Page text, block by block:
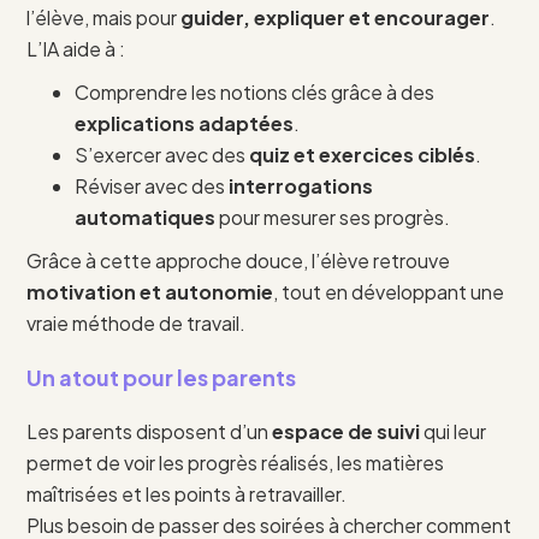
l’élève, mais pourguider, expliquer et encourager.
L’IA aide à :
Comprendre les notions clés grâce à des
explications adaptées.
S’exercer avec des quiz et exercices ciblés.
Réviser avec des interrogations
automatiquespour mesurer ses progrès.
Grâce à cette approche douce, l’élève retrouve
motivation et autonomie, tout en développant une
vraie méthode de travail.
Un atout pour les parents
Les parents disposent d’unespace de suiviqui leur
permet de voir les progrès réalisés, les matières
maîtrisées et les points à retravailler.
Plus besoin de passer des soirées à chercher comment